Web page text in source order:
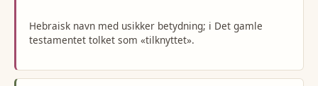
Hebraisk navn med usikker betydning; i Det gamle
testamentet tolket som «tilknyttet».